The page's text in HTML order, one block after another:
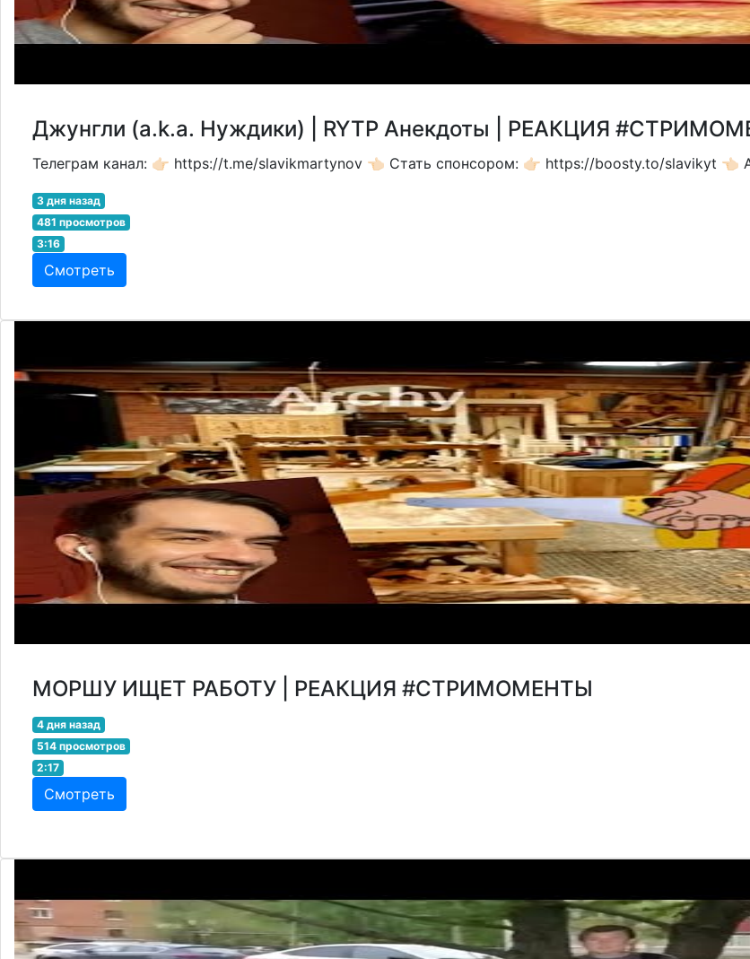
Джунгли (a.k.a. Нуждики) | RYTP Анекдоты | РЕАКЦИЯ
Телеграм канал: 👉🏻 https://t.me/slavikmartynov 👈🏻 Стать спонсором: 👉🏻 https://boosty.to/slavikyt
3 дня назад
481 просмотров
3:16
Смотреть
МОРШУ ИЩЕТ РАБОТУ | РЕАКЦИЯ #СТРИМОМЕНТЫ
4 дня назад
514 просмотров
2:17
Смотреть